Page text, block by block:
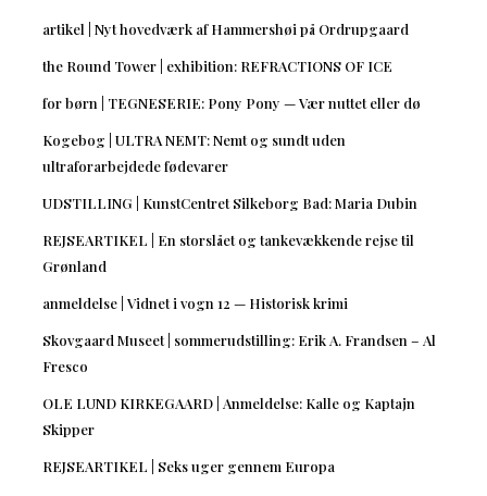
artikel | Nyt hovedværk af Hammershøi på Ordrupgaard
the Round Tower | exhibition: REFRACTIONS OF ICE
for børn | TEGNESERIE: Pony Pony — Vær nuttet eller dø
Kogebog | ULTRA NEMT: Nemt og sundt uden
ultraforarbejdede fødevarer
UDSTILLING | KunstCentret Silkeborg Bad: Maria Dubin
REJSEARTIKEL | En storslået og tankevækkende rejse til
Grønland
anmeldelse | Vidnet i vogn 12 — Historisk krimi
Skovgaard Museet | sommerudstilling: Erik A. Frandsen – Al
Fresco
OLE LUND KIRKEGAARD | Anmeldelse: Kalle og Kaptajn
Skipper
REJSEARTIKEL | Seks uger gennem Europa